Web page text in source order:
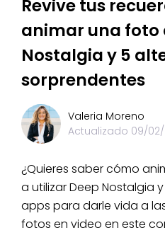
Revive tus
animar una foto
Nostalgia y 5
sorprendentes
Valeria Moreno
Actualizado 09/
¿Quieres saber cómo
a utilizar Deep Nostalgia
apps para darle vida a
fotos en video en este